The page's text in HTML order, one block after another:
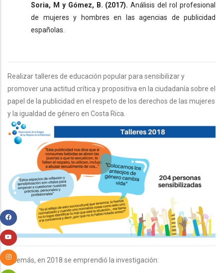
Soria, M y Gómez, B. (2017).Análisis del rol profesional
de mujeres y hombres en las agencias de publicidad
españolas.
Realizar talleres de educación popular para sensibilizar y
promover una actitud crítica y propositiva en la ciudadanía sobre el
papel de la publicidad en el respeto de los derechos de las mujeres
y la igualdad de género en Costa Rica.
Además, en 2018 se emprendió la investigación: